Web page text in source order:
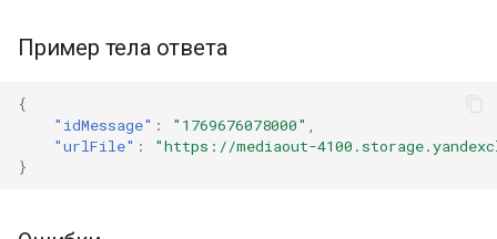
Пример тела ответа
{
"idMessage" : "1769676078000"
"urlFile" :
"https://mediaout-
}